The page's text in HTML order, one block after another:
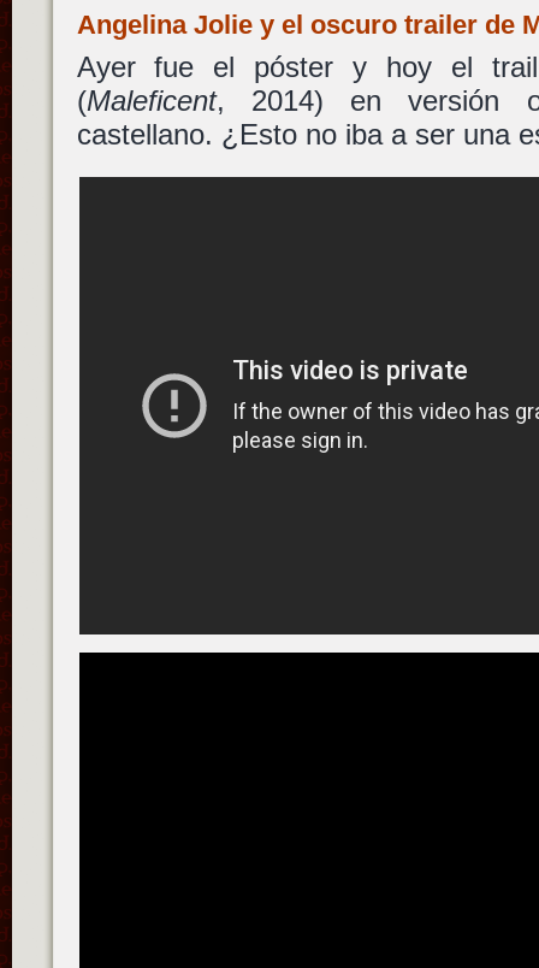
Angelina Jolie y el oscuro trailer de
Ayer fue el póster y hoy el
(Maleficent, 2014) en versión
castellano. ¿Esto no iba a ser una